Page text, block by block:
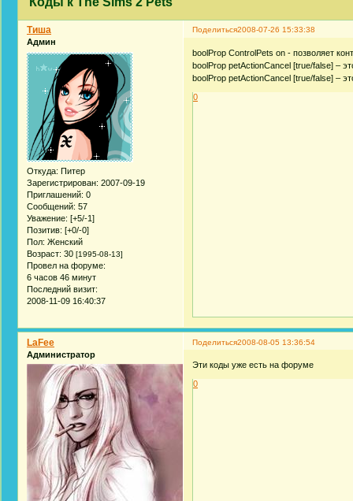
Поделиться2008-07-26 15:33:38
Тиша
Админ
Откуда: Питер
Зарегистрирован: 2007-09-19
Приглашений: 0
Сообщений: 57
Уважение: [+5/-1]
Позитив: [+0/-0]
Пол: Женский
Возраст: 30 [1995-08-13]
Провел на форуме:
6 часов 46 минут
Последний визит:
2008-11-09 16:40:37
boolProp ControlPets on - позволяет
boolProp petActionCancel [true/false] –
boolProp petActionCancel [true/false] –
0
Поделиться2008-08-05 13:36:54
LaFee
Администратор
Эти коды уже есть на форуме
0